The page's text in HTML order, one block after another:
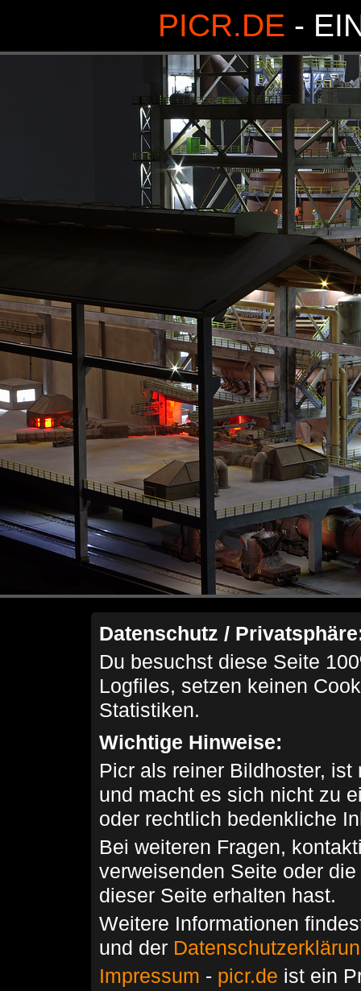
PICR.DE -
Datenschutz /
Du besuchst diese Seite
Logfiles, setzen keinen
Statistiken.
Wichtige Hinweise:
Picr als reiner Bildhoster,
und macht es sich nicht zu
oder rechtlich bedenkliche
Bei weiteren Fragen,
verweisenden Seite oder
dieser Seite erhalten hast.
Weitere Informationen
und der
Impressum - picr.de ist ein